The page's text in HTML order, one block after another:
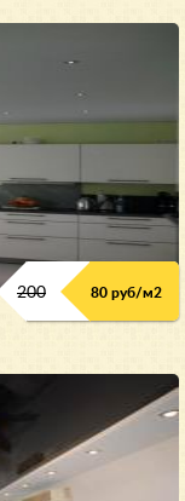
200 80 руб/м2